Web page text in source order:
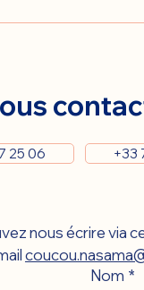
25 06 +33
nous écrire via
Nom *